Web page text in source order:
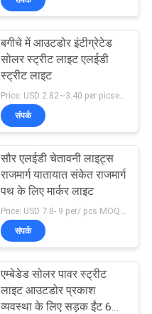
बगीचे में आउटडोर इंटीग्रेटेड
सोलर स्ट्रीट लाइट एलईडी
स्ट्रीट लाइट
संपर्क
सौर एलईडी चेतावनी लाइट्स
राजमार्ग यातायात संकेत राजमार्ग
पथ के लिए मार्कर लाइट
संपर्क
एम्बेडेड सोलर पावर स्ट्रीट
लाइट आउटडोर प्रकाश
व्यवस्था के लिए सड़क ईंट 6